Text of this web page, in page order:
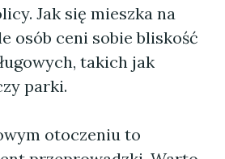
Jak się mieszka na
osób ceni sobie bliskość
takich jak
parki.
otoczeniu to